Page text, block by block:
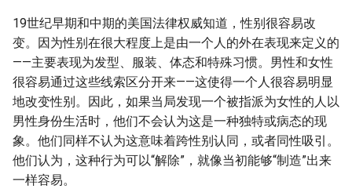
19世纪早期和中期的美国法律权威知道，性别很容易改
变。因为性别在很大程度上是由一个人的外在表现来定义的
——主要表现为发型、服装、体态和特殊习惯。男性和女性
很容易通过这些线索区分开来——这使得一个人很容易明显
地改变性别。因此，如果当局发现一个被指派为女性的人以
男性身份生活时，他们不会认为这是一种独特或病态的现
象。他们同样不认为这意味着跨性别认同，或者同性吸引。
他们认为，这种行为可以“解除”，就像当初能够“制造”出来
一样容易。